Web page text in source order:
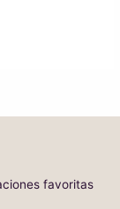
favoritas